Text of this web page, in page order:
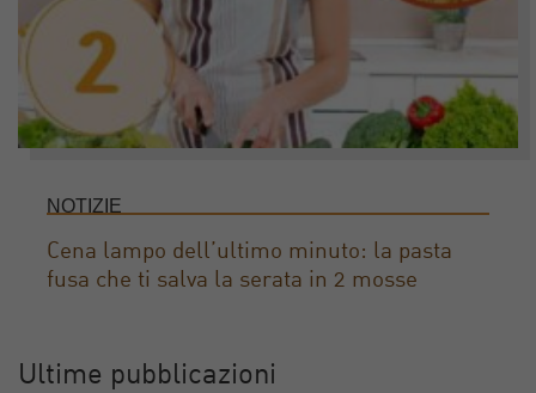
NOTIZIE
Cena lampo dell’ultimo minuto: la pasta
fusa che ti salva la serata in 2 mosse
Ultime pubblicazioni